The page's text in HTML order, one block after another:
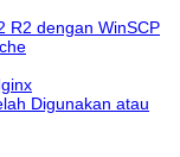
R2 dengan WinSCP
Digunakan atau